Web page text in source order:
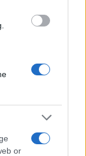
or
στο
το απόγευμα
σχολικού
οι τρεις
σε εκδήλωση